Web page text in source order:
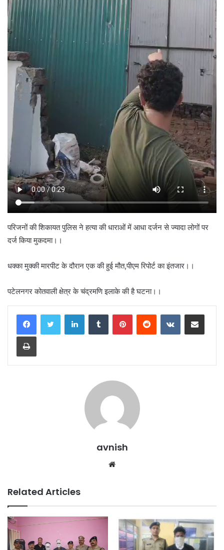
परिजनों की शिकायत पुलिस ने हत्या की धाराओं में आधा दर्जन से ज्यादा लोगों पर
दर्ज किया मुकदमा।।
धक्का मुक्की मारपीट के दौरान एक की हुई मौत,पीएम रिपोर्ट का इंतजार।।
पटेलनगर कोतवाली क्षेत्र के चंद्रमणि इलाके की है घटना।।
LinkedInTumblr PinterestReddit VKontakteShare via Email
Print
avnish
Related Articles